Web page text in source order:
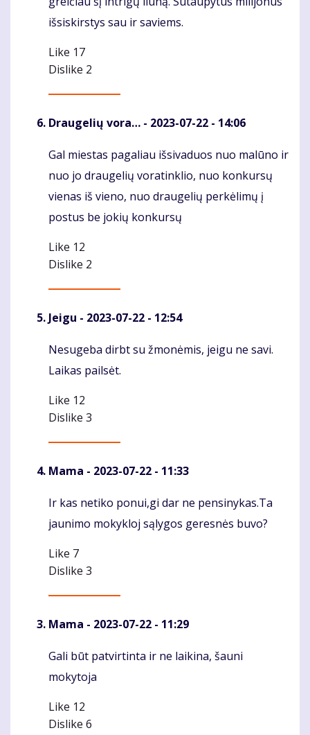
išsiskirstys sau ir saviems.
Like 17
Dislike 2
Draugelių vora… - 2023-07-22 - 14:06
Komentaras
Gal miestas pagaliau išsivaduos nuo malūno ir
nuo jo draugelių voratinklio, nuo konkursų
vienas iš vieno, nuo draugelių perkėlimų į
postus be jokių konkursų
Like 12
Dislike 2
Jeigu - 2023-07-22 - 12:54
Komentaras
Nesugeba dirbt su žmonėmis, jeigu ne savi.
Laikas pailsėt.
Like 12
Dislike 3
Mama - 2023-07-22 - 11:33
Komentaras
Ir kas netiko ponui,gi dar ne pensinykas.Ta
jaunimo mokykloj sąlygos geresnės buvo?
Like 7
Dislike 3
Mama - 2023-07-22 - 11:29
Komentaras
Gali būt patvirtinta ir ne laikina, šauni
mokytoja
Like 12
Dislike 6